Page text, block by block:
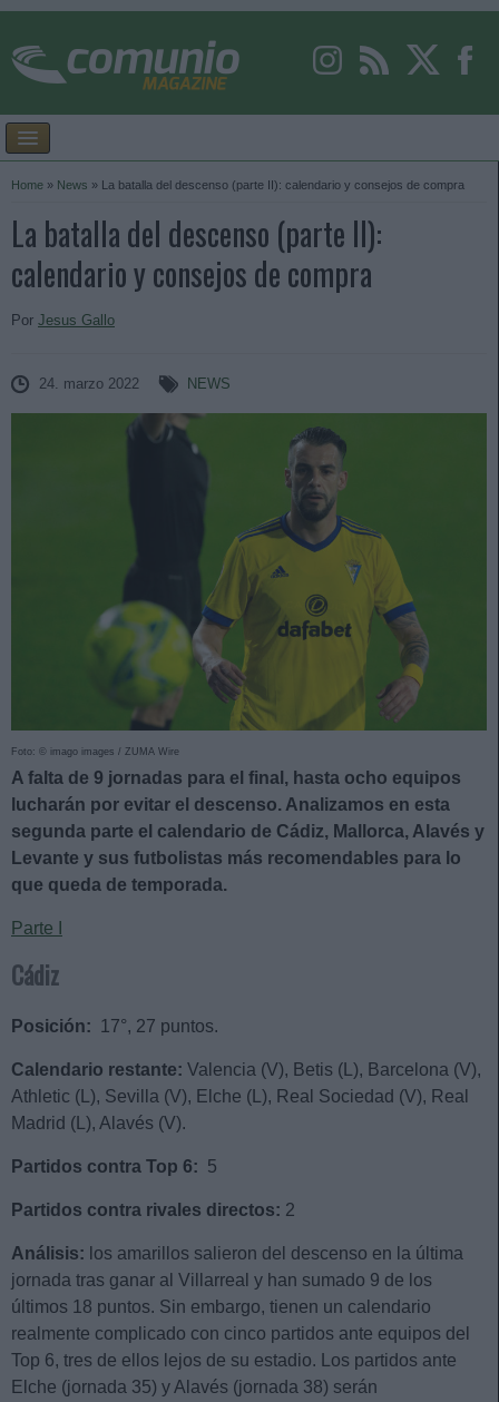
Home » News » La batalla del descenso (parte II): calendario y consejos de compra
La batalla del descenso (parte II):
calendario y consejos de compra
Por Jesus Gallo
24. marzo 2022 NEWS
Foto: © imago images / ZUMA Wire
A falta de 9 jornadas para el final, hasta ocho equipos
lucharán por evitar el descenso. Analizamos en esta
segunda parte el calendario de Cádiz, Mallorca, Alavés y
Levante y sus futbolistas más recomendables para lo
que queda de temporada.
Parte I
Cádiz
Posición: 17°, 27 puntos.
Calendario restante: Valencia (V), Betis (L), Barcelona (V),
Athletic (L), Sevilla (V), Elche (L), Real Sociedad (V), Real
Madrid (L), Alavés (V).
Partidos contra Top 6: 5
Partidos contra rivales directos: 2
Análisis: los amarillos salieron del descenso en la última
jornada tras ganar al Villarreal y han sumado 9 de los
últimos 18 puntos. Sin embargo, tienen un calendario
realmente complicado con cinco partidos ante equipos del
Top 6, tres de ellos lejos de su estadio. Los partidos ante
Elche (jornada 35) y Alavés (jornada 38) serán